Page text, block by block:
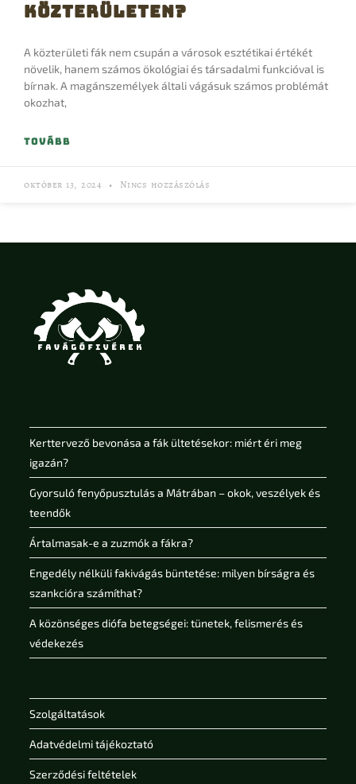
közterületen?
A közterületi fák nem csupán a városok esztétikai értékét
növelik, hanem számos ökológiai és társadalmi funkcióval is
bírnak. A magánszemélyek általi vágásuk számos problémát
okozhat,
TOVÁBB
október 13, 2024 Nincs hozzászólás
Kerttervező bevonása a fák ültetésekor: miért éri meg
igazán?
Gyorsuló fenyőpusztulás a Mátrában – okok, veszélyek és
teendők
Ártalmasak-e a zuzmók a fákra?
Engedély nélküli fakivágás büntetése: milyen bírságra és
szankcióra számíthat?
A közönséges diófa betegségei: tünetek, felismerés és
védekezés
Szolgáltatások
Adatvédelmi tájékoztató
Szerződési feltételek